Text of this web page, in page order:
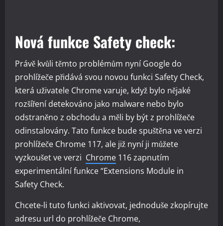
Nová funkce Safety check:
Právě kvůli těmto problémům nyní Google do
prohlížeče přidává svou novou funkci Safety Check,
která uživatele Chrome varuje, když bylo nějaké
rozšíření detekováno jako malware nebo bylo
odstraněno z obchodu a měli by být z prohlížeče
odinstalovány. Tato funkce bude spuštěna ve verzi
prohlížeče Chrome 117, ale již nyní ji můžete
vyzkoušet ve verzi Chrome 116 zapnutím
experimentální funkce “Extensions Module in
Safety Check.
Chcete-li tuto funkci aktivovat, jednoduše zkopírujte
adresu url do prohlížeče Chrome,